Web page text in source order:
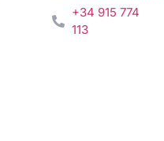
+34 915 774
113